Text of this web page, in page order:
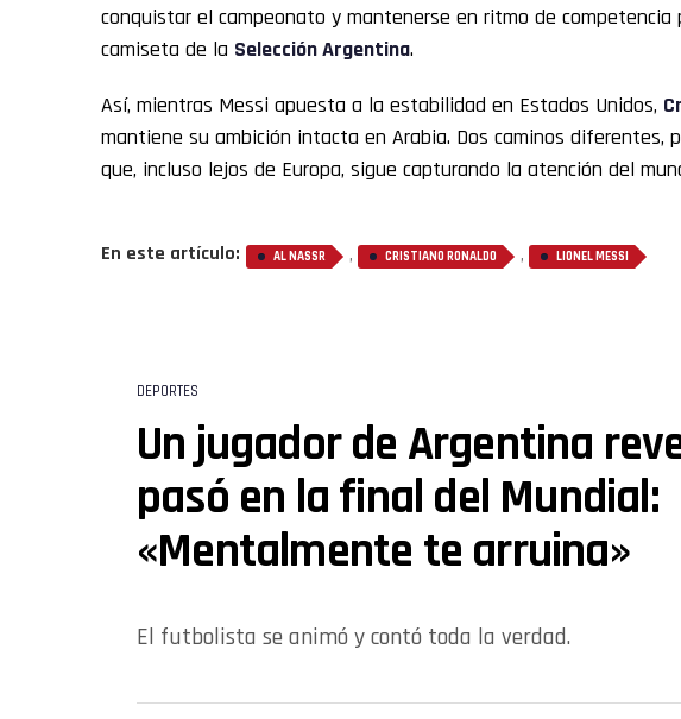
conquistar el campeonato y mantenerse en ritmo de
camiseta de la Selección Argentina.
Así, mientras Messi apuesta a la estabilidad en Estados Unidos,
mantiene su ambición intacta en Arabia. Dos caminos diferentes,
que, incluso lejos de Europa, sigue capturando la atención del
En este artículo: AL NASSR , CRISTIANO RONALDO , LIONEL MESSI
DEPORTES
Un jugador de Argentina
pasó en la final del Mundial:
«Mentalmente te arruina»
El futbolista se animó y contó toda la verdad.